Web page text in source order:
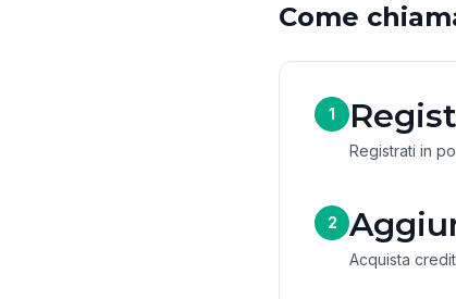
Come
1
Registrati in
2
Acquista